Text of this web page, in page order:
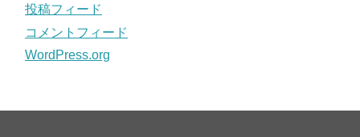
投稿フィード
コメントフィード
WordPress.org